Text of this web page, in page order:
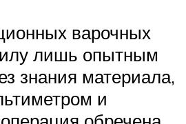
варочных
лишь опытным
знания материала,
и